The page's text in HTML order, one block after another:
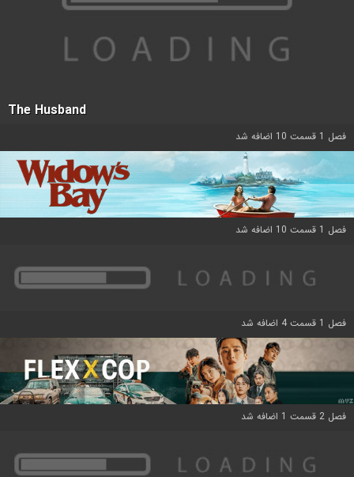
The Husband
فصل 1 قسمت 10 اضافه شد
فصل 1 قسمت 10 اضافه شد
فصل 1 قسمت 4 اضافه شد
فصل 2 قسمت 1 اضافه شد